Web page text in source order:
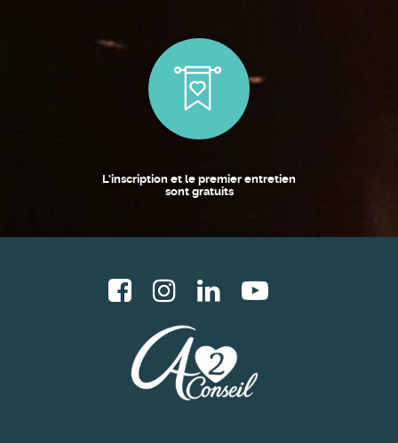
L'inscription et le premier entretien
sont gratuits